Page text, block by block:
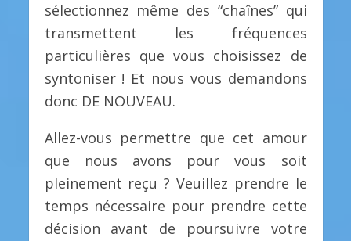
sélectionnez même des “chaînes” qui
transmettent les fréquences
particulières que vous choisissez de
syntoniser ! Et nous vous demandons
donc DE NOUVEAU.
Allez-vous permettre que cet amour
que nous avons pour vous soit
pleinement reçu ? Veuillez prendre le
temps nécessaire pour prendre cette
décision avant de poursuivre votre